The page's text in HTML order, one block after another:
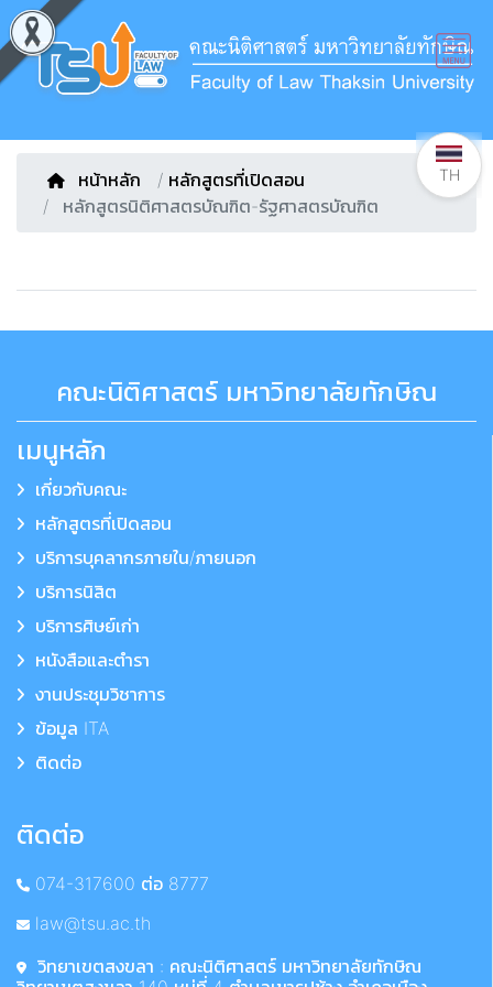
หน้าหลัก / หลักสูตรที่เปิดสอน
หลักสูตรนิติศาสตรบัณฑิต-รัฐศาสตรบัณฑิต
คณะนิติศาสตร์ มหาวิทยาลัยทักษิณ
เมนูหลัก
เกี่ยวกับคณะ
หลักสูตรที่เปิดสอน
บริการบุคลากรภายใน/ภายนอก
บริการนิสิต
บริการศิษย์เก่า
หนังสือและตำรา
งานประชุมวิชาการ
ข้อมูล ITA
ติดต่อ
ติดต่อ
074-317600 ต่อ 8777
law@tsu.ac.th
วิทยาเขตสงขลา : คณะนิติศาสตร์ มหาวิทยาลัยทักษิณ
TH